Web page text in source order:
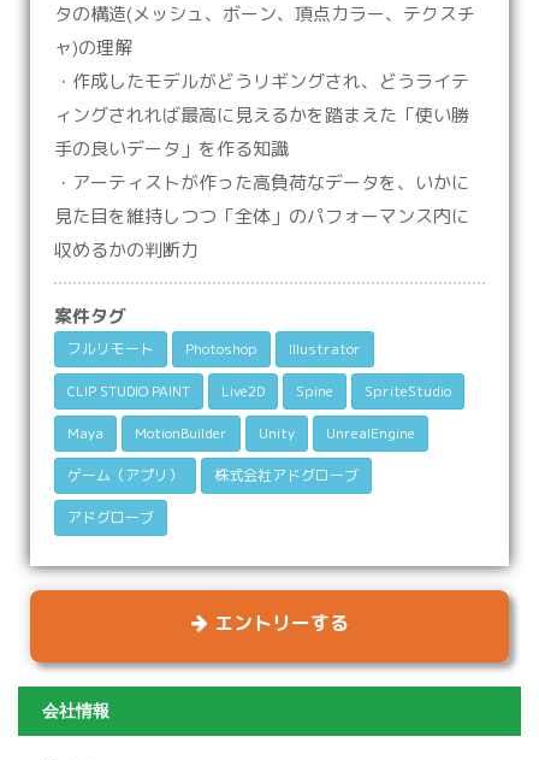
タの構造(メッシュ、ボーン、頂点カラー、テクスチ
ャ)の理解
・作成したモデルがどうリギングされ、どうライテ
ィングされれば最高に見えるかを踏まえた「使い勝
手の良いデータ」を作る知識
・アーティストが作った高負荷なデータを、いかに
見た目を維持しつつ「全体」のパフォーマンス内に
収めるかの判断力
案件タグ
フルリモート ‎Photoshop Illustrator
CLIP STUDIO PAINT Live2D Spine SpriteStudio
Maya MotionBuilder Unity UnrealEngine
ゲーム（アプリ） 株式会社アドグローブ
アドグローブ
エントリーする
会社情報